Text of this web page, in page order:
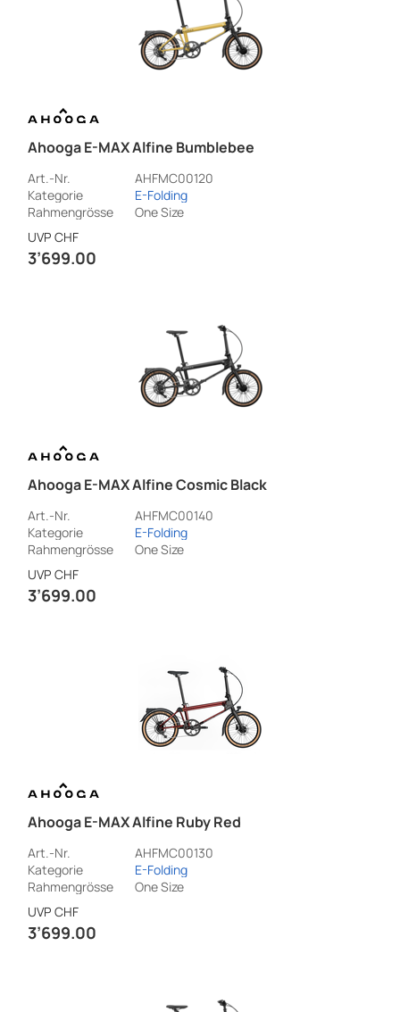
Ahooga E-MAX Alfine Bumblebee
Art.-Nr.
AHFMC00120
Kategorie
E-Folding
Rahmengrösse
One Size
UVP CHF
3’699.00
Ahooga E-MAX Alfine Cosmic Black
Art.-Nr.
AHFMC00140
Kategorie
E-Folding
Rahmengrösse
One Size
UVP CHF
3’699.00
Ahooga E-MAX Alfine Ruby Red
Art.-Nr.
AHFMC00130
Kategorie
E-Folding
Rahmengrösse
One Size
UVP CHF
3’699.00